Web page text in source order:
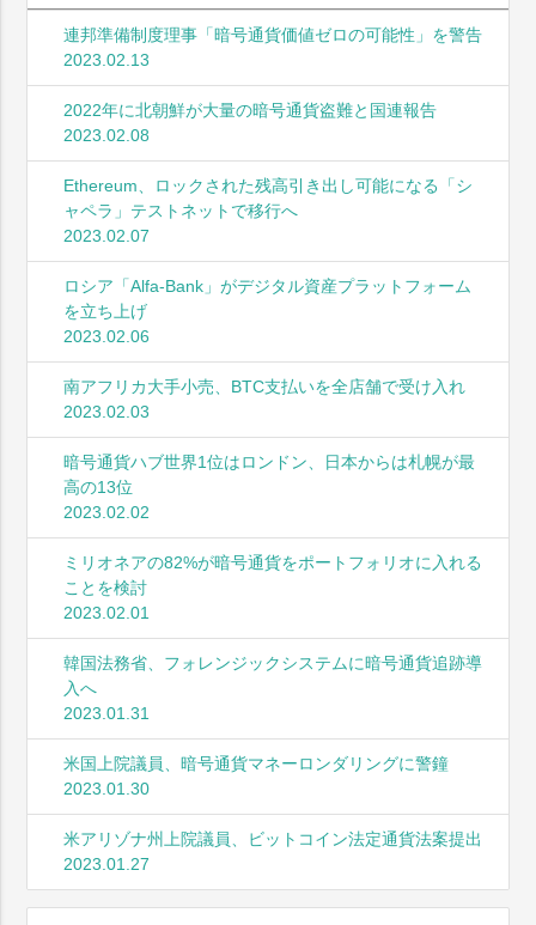
連邦準備制度理事「暗号通貨価値ゼロの可能性」を警告
2023.02.13
2022年に北朝鮮が大量の暗号通貨盗難と国連報告
2023.02.08
Ethereum、ロックされた残高引き出し可能になる「シ
ャペラ」テストネットで移行へ
2023.02.07
ロシア「Alfa-Bank」がデジタル資産プラットフォーム
を立ち上げ
2023.02.06
南アフリカ大手小売、BTC支払いを全店舗で受け入れ
2023.02.03
暗号通貨ハブ世界1位はロンドン、日本からは札幌が最
高の13位
2023.02.02
ミリオネアの82%が暗号通貨をポートフォリオに入れる
ことを検討
2023.02.01
韓国法務省、フォレンジックシステムに暗号通貨追跡導
入へ
2023.01.31
米国上院議員、暗号通貨マネーロンダリングに警鐘
2023.01.30
米アリゾナ州上院議員、ビットコイン法定通貨法案提出
2023.01.27